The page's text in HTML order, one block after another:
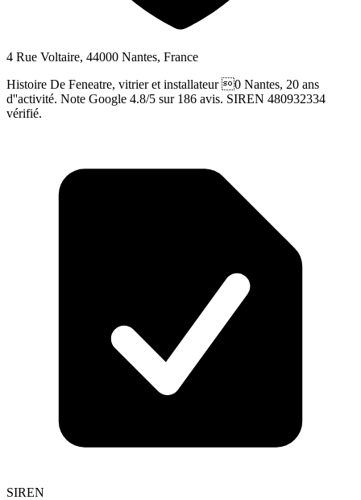
4 Rue Voltaire, 44000 Nantes, France
Histoire De Feneatre, vitrier et installateur 0 Nantes, 20 ans
d''activité. Note Google 4.8/5 sur 186 avis. SIREN 480932334
vérifié.
SIREN